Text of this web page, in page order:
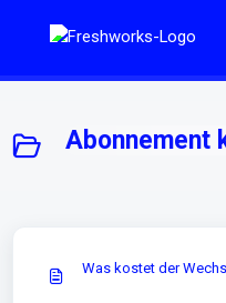
Abonnement
Was kostet der